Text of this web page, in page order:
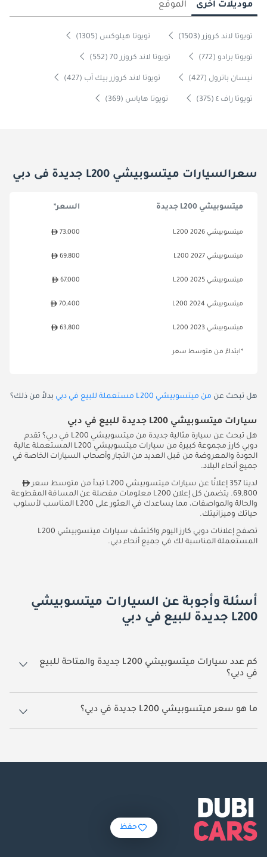
موديلات أخرى الموقع
تويوتا لاند كروزر (1503) تويوتا هيلوكس (1305)
تويوتا برادو (772) تويوتا لاند كروزر 70 (552)
نيسان باترول (427) تويوتا لاند كروزر بيك آب (427)
تويوتا راف ٤ (375) تويوتا هاياس (369)
سعرالسيارات ميتسوبيشي L200 جديدة فى دبي
ميتسوبيشي L200 جديدة السعر*
ميتسوبيشي L200 2026 73,000
ميتسوبيشي L200 2027 69,800
ميتسوبيشي L200 2025 67,000
ميتسوبيشي L200 2024 70,400
ميتسوبيشي L200 2023 63,800
*ابتداءً من متوسط سعر
هل تبحث عن من ميتسوبيشي L200 مستعملة للبيع في دبي بدلاً من ذلك؟
سيارات ميتسوبيشي L200 جديدة للبيع في دبي
هل تبحث عن سيارة مثالية جديدة من ميتسوبيشي L200 في دبي؟ تقدم
دوبي كارز مجموعة كبيرة من سيارات ميتسوبيشي L200 المستعملة عالية
الجودة والمعروضة من قبل العديد من التجار وأصحاب السيارات الخاصة في
جميع أنحاء البلاد.
لدينا 357 إعلانًا عن سيارات ميتسوبيشي L200 تبدأ من متوسط سعر
69,800. يتضمن كل إعلان L200 معلومات مفصلة عن المسافة المقطوعة
والحالة والمواصفات، مما يساعدك في العثور على L200 المناسب لأسلوب
حياتك وميزانيتك.
تصفح إعلانات دوبي كارز اليوم واكتشف سيارات ميتسوبيشي L200
المستعملة المناسبة لك في جميع أنحاء دبي.
أسئلة وأجوبة عن السيارات ميتسوبيشي
L200 جديدة للبيع في دبي
كم عدد سيارات ميتسوبيشي L200 جديدة والمتاحة للبيع
في دبي؟
357 سيارة ميتسوبيشي L200 جديدة متوفرة للبيع في دبي.
ما هو سعر ميتسوبيشي L200 جديدة في دبي؟
يبدأ سعر سيارة ميتسوبيشي L200 جديدة في دبي 69,800.
حفظ